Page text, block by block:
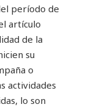
período de
artículo
de la
su
o
actividades
lo son